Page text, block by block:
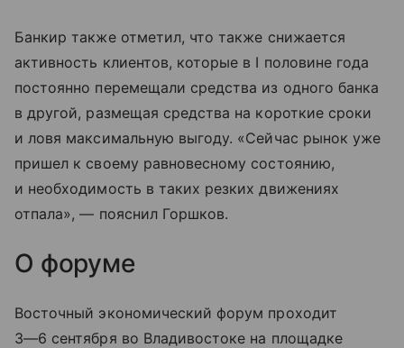
Банкир также отметил, что также снижается
активность клиентов, которые в I половине года
постоянно перемещали средства из одного банка
в другой, размещая средства на короткие сроки
и ловя максимальную выгоду. «Сейчас рынок уже
пришел к своему равновесному состоянию,
и необходимость в таких резких движениях
отпала», — пояснил Горшков.
О форуме
Восточный экономический форум проходит
3—6 сентября во Владивостоке на площадке